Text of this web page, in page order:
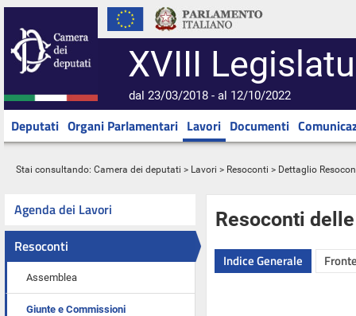
XVIII
dal 23/03/2018 - al 12/10/2022
Deputati Organi Parlamentari Lavori Documenti
Stai consultando: Camera dei deputati > Lavori > Resoconti > Dettaglio
Agenda dei Lavori
Resoconti
Assemblea
Giunte e Commissioni
Resoconti
Indice Generale